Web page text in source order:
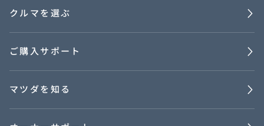
クルマを選ぶ
ご購入サポート
マツダを知る